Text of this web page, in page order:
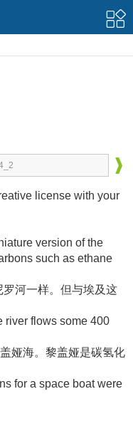
license with your
version of the
such as ethane
罗河一样。但与埃及这
river flows some 400
娅海。黎盖娅是碳氢化
for a space boat were